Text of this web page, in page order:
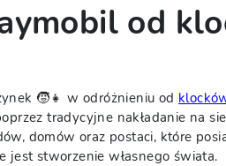
od
🧒👧 w odróżnieniu od
tradycyjne nakładanie na
domów oraz postaci, które
jest stworzenie własnego świata.